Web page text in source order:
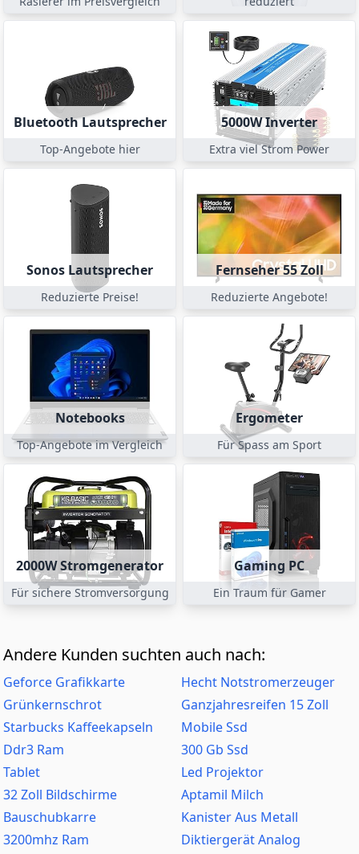
Bluetooth Lautsprecher
Top-Angebote hier
5000W Inverter
Extra viel Strom Power
Sonos Lautsprecher
Reduzierte Preise!
Fernseher 55 Zoll
Reduzierte Angebote!
Notebooks
Top-Angebote im Vergleich
Ergometer
Für Spass am Sport
2000W Stromgenerator
Für sichere Stromversorgung
Gaming PC
Ein Traum für Gamer
Andere Kunden suchten auch nach:
Geforce Grafikkarte
Hecht Notstromerzeuger
Grünkernschrot
Ganzjahresreifen 15 Zoll
Starbucks Kaffeekapseln
Mobile Ssd
Ddr3 Ram
300 Gb Ssd
Tablet
Led Projektor
32 Zoll Bildschirme
Aptamil Milch
Bauschubkarre
Kanister Aus Metall
3200mhz Ram
Diktiergerät Analog